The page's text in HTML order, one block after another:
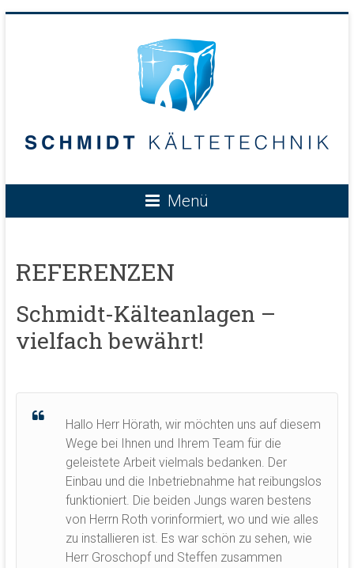
Menü
REFERENZEN
Schmidt-Kälteanlagen –
vielfach bewährt!
Hallo Herr Hörath, wir möchten uns auf diesem
Wege bei Ihnen und Ihrem Team für die
geleistete Arbeit vielmals bedanken. Der
Einbau und die Inbetriebnahme hat reibungslos
funktioniert. Die beiden Jungs waren bestens
von Herrn Roth vorinformiert, wo und wie alles
zu installieren ist. Es war schön zu sehen, wie
Herr Groschopf und Steffen zusammen